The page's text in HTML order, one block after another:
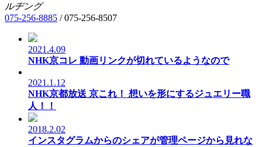
ルヂング
075-256-8885 /075-256-8507
2021.4.09
NHK京コレ 動画リンクが切れているようなので
2021.1.12
NHK京都放送 京これ！ 想いを形にするジュエリー職
人！！
2018.2.02
インスタグラムからのシェアが管理ページから見れな